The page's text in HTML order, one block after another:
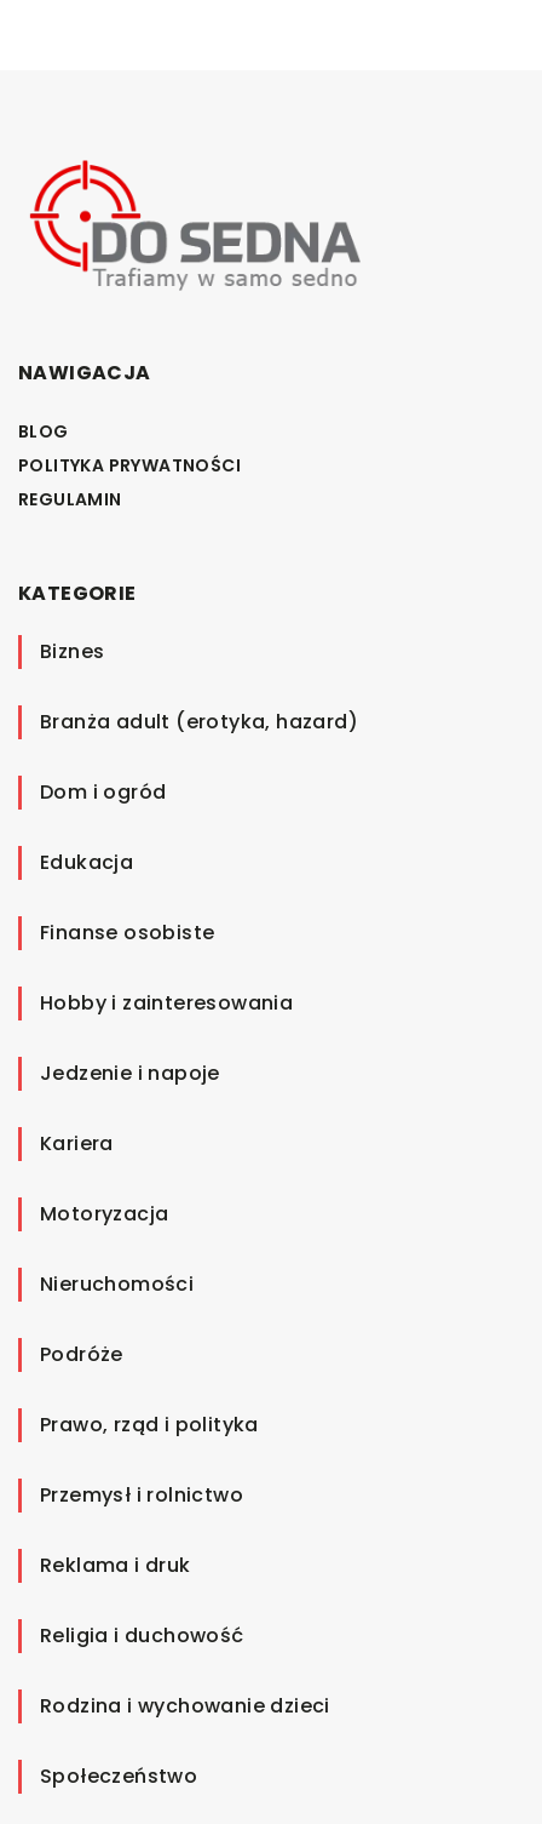
NAWIGACJA
BLOG
POLITYKA PRYWATNOŚCI
REGULAMIN
KATEGORIE
Biznes
Branża adult (erotyka, hazard)
Dom i ogród
Edukacja
Finanse osobiste
Hobby i zainteresowania
Jedzenie i napoje
Kariera
Motoryzacja
Nieruchomości
Podróże
Prawo, rząd i polityka
Przemysł i rolnictwo
Reklama i druk
Religia i duchowość
Rodzina i wychowanie dzieci
Społeczeństwo